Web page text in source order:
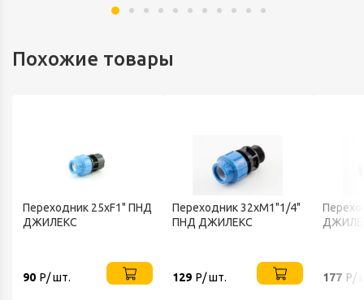
Похожие товары
Переходник 25xF1" ПНД
ДЖИЛЕКС
90 Р/ шт.
Переходник 32xM1"1/4"
ПНД ДЖИЛЕКС
129 Р/ шт. 177 Р/